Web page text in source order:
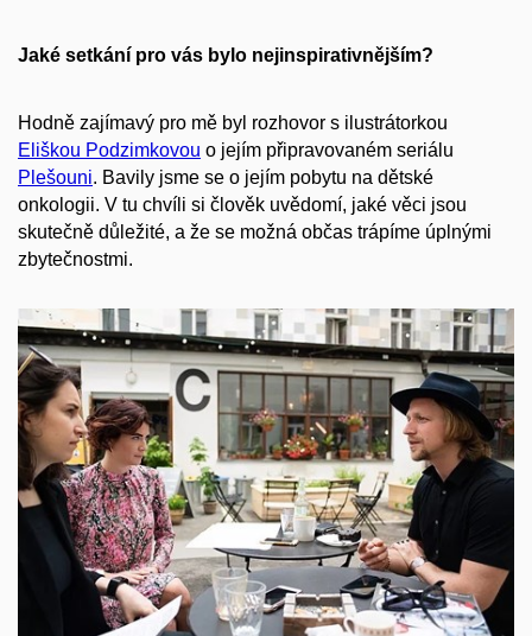
Jaké setkání pro vás bylo nejinspirativnějším?
Hodně zajímavý pro mě byl rozhovor s ilustrátorkou
Eliškou Podzimkovou o jejím připravovaném seriálu
Plešouni. Bavily jsme se o jejím pobytu na dětské
onkologii. V tu chvíli si člověk uvědomí, jaké věci jsou
skutečně důležité, a že se možná občas trápíme úplnými
zbytečnostmi.